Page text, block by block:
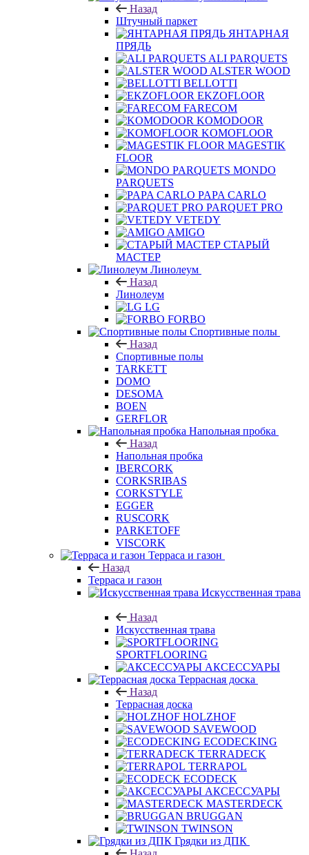
Назад
Штучный паркет
ЯНТАРНАЯ
ПРЯДЬ
ALI PARQUETS
ALSTER WOOD
BELLOTTI
EKZOFLOOR
FARECOM
KOMODOOR
KOMOFLOOR
MAGESTIK
FLOOR
MONDO
PARQUETS
PAPA CARLO
PARQUET PRO
VETEDY
AMIGO
СТАРЫЙ
МАСТЕР
Линолеум
Назад
Линолеум
LG
FORBO
Спортивные полы
Назад
Спортивные полы
TARKETT
DOMO
DESOMA
BOEN
GERFLOR
Напольная пробка
Назад
Напольная пробка
IBERCORK
CORKSRIBAS
CORKSTYLE
EGGER
RUSCORK
PARKETOFF
VISCORK
Терраса и газон
Назад
Терраса и газон
Искусственная трава
Назад
Искусственная трава
SPORTFLOORING
АКСЕССУАРЫ
Террасная доска
Назад
Террасная доска
HOLZHOF
SAVEWOOD
ECODECKING
TERRADECK
TERRAPOL
ECODECK
АКСЕССУАРЫ
MASTERDECK
BRUGGAN
TWINSON
Грядки из ДПК